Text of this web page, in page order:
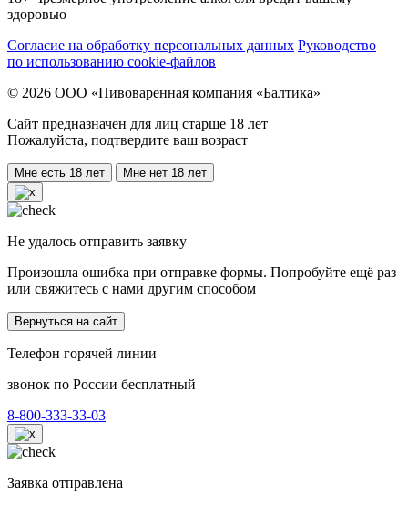
здоровью
Согласие на обработку персональных данных Руководство
по использованию cookie-файлов
© 2026 ООО «Пивоваренная компания «Балтика»
Сайт предназначен для лиц старше 18 лет
Пожалуйста, подтвердите ваш возраст
Мне есть 18 лет Мне нет 18 лет
Не удалось отправить заявку
Произошла ошибка при отправке формы. Попробуйте ещё раз
или свяжитесь с нами другим способом
Вернуться на сайт
Телефон горячей линии
звонок по России бесплатный
8-800-333-33-03
Заявка отправлена